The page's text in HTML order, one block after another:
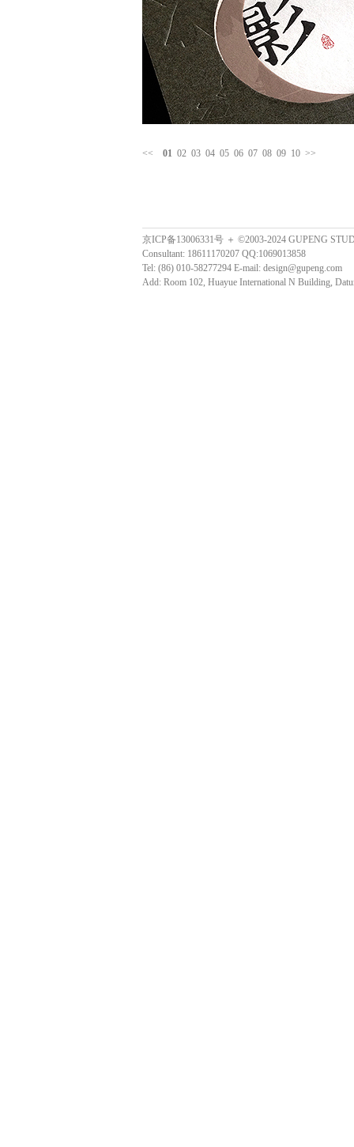
<< 01 02 03 04 05 06 07 08 09 10 >>
京ICP备13006331号 ＋ ©2003-2024 GUPENG
Consultant: 18611170207 QQ:1069013858
Tel: (86) 010-58277294 E-mail: design@gupeng.com
Add: Room 102, Huayue International N Building,